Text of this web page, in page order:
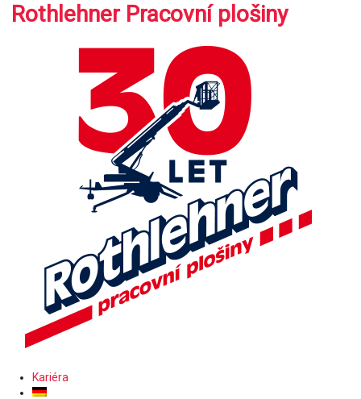
Rothlehner Pracovní plošiny
Kariéra